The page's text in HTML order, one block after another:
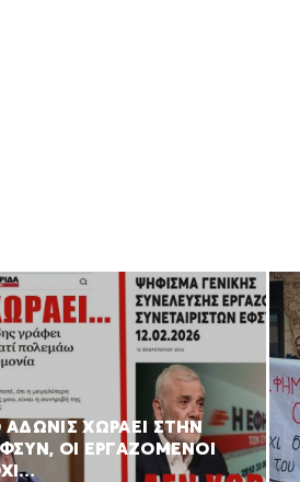
ΑΔΩΝΙΣ ΧΩΡΑΕΙ ΣΤΗΝ
ΟΙ ΕΡΓΑΖΟΜΕΝΟΙ